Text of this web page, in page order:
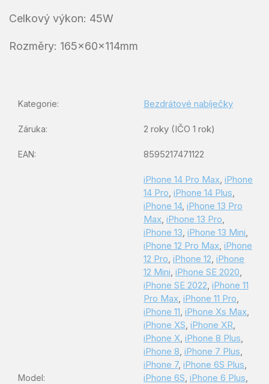
Celkový výkon: 45W
Rozměry: 165x60x114mm
Kategorie: Bezdrátové nabíječky
Záruka: 2 roky (IČO 1 rok)
EAN: 8595217471122
Model:
iPhone 14 Pro Max iPhone
14 Pro iPhone 14 Plus
iPhone 14, iPhone 13 Pro
Max iPhone 13 Pro
iPhone 13 iPhone 13 Mini
iPhone 12 Pro Max iPhone
12 Pro iPhone 12 iPhone
12 Mini iPhone SE 2020
iPhone SE 2022 iPhone 11
Pro Max iPhone 11 Pro
iPhone 11 iPhone Xs Max
iPhone XS iPhone XR
iPhone X iPhone 8 Plus
iPhone 8 iPhone 7 Plus
iPhone 7, iPhone 6S Plus
iPhone 6S iPhone 6 Plus